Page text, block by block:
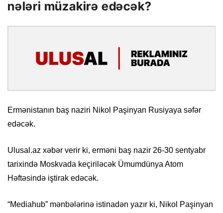
nələri müzakirə edəcək?
Ermənistanın baş naziri Nikol Paşinyan Rusiyaya səfər
edəcək.
Ulusal.az xəbər verir ki, erməni baş nazir 26-30 sentyabr
tarixində Moskvada keçiriləcək Ümumdünya Atom
Həftəsində iştirak edəcək.
“Mediahub” mənbələrinə istinadən yazır ki, Nikol Paşinyan